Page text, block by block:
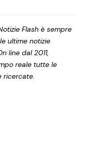
Flash è sempre
ultime notizie
line dal 2011,
reale tutte le
ricercate.